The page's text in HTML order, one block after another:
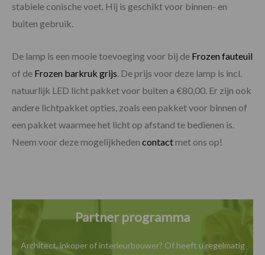
stabiele conische voet. Hij is geschikt voor binnen- en
buiten gebruik.
De lamp is een mooie toevoeging voor bij de Frozen fauteuil
of de Frozen barkruk grijs . De prijs voor deze lamp is incl.
natuurlijk LED licht pakket voor buiten a €80,00. Er zijn ook
andere lichtpakket opties, zoals een pakket voor binnen of
een pakket waarmee het licht op afstand te bedienen is.
Neem voor deze mogelijkheden contactmet ons op!
Partner programma
Architect, inkoper of interieurbouwer? Of heeft u regelmatig